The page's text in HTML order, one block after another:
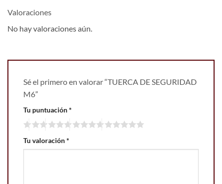
Valoraciones
No hay valoraciones aún.
Sé el primero en valorar “TUERCA DE SEGURIDAD
M6”
Tu puntuación*
Tu valoración*